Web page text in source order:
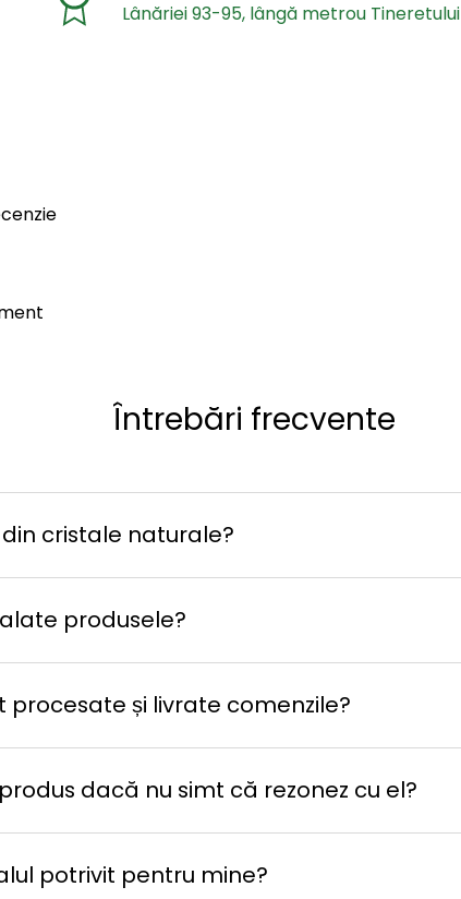
Lânăriei 93-95, lângă metrou Tineretului
Întrebări frecvente
cristale naturale?
produsele?
procesate și livrate comenzile?
dacă nu simt că rezonez cu el?
potrivit pentru mine?